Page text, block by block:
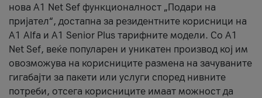
нова A1 Net Sef функционалност „Подари на
пријател“, достапна за резидентните корисници на
А1 Alfa и A1 Senior Plus тарифните модели. Со A1
Net Sef, веќе популарен и уникатен производ кој им
овозможува на корисниците размена на зачуваните
гигабајти за пакети или услуги според нивните
потреби, отсега корисниците имаат можност да